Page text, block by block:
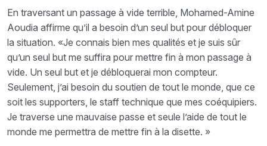
En traversant un passage à vide terrible, Mohamed-Amine
Aoudia affirme qu’il a besoin d’un seul but pour débloquer
la situation. «Je connais bien mes qualités et je suis sûr
qu’un seul but me suffira pour mettre fin à mon passage à
vide. Un seul but et je débloquerai mon compteur.
Seulement, j’ai besoin du soutien de tout le monde, que ce
soit les supporters, le staff technique que mes coéquipiers.
Je traverse une mauvaise passe et seule l’aide de tout le
monde me permettra de mettre fin à la disette. »